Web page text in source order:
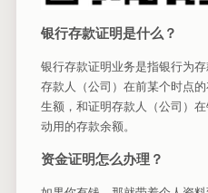
银行存款证明是什么？
银行存款证明业务是指银行为
存款人（公司）在前某个时点
生额，和证明存款人（公司）
动用的存款余额。
资金证明怎么办理？